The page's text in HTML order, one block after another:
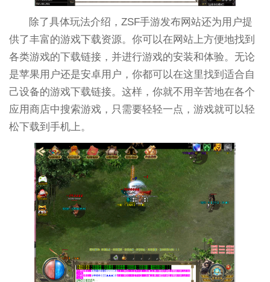
除了具体玩法介绍，ZSF手游发布网站还为用户提
供了丰富的游戏下载资源。你可以在网站上方便地找到
各类游戏的下载链接，并进行游戏的安装和体验。无论
是苹果用户还是安卓用户，你都可以在这里找到适合自
己设备的游戏下载链接。这样，你就不用辛苦地在各个
应用商店中搜索游戏，只需要轻轻一点，游戏就可以轻
松下载到手机上。